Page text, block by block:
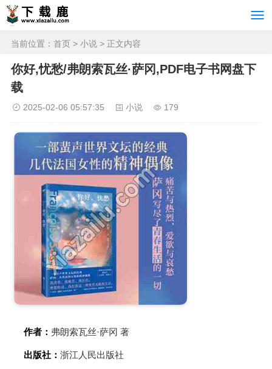
当前位置： 首页 > 小说 > 正文内容
你好,忧愁/弗朗索瓦丝·萨冈,PDF电子书网盘下
载
2025-02-06 05:57:35 小说 179
作者： 弗朗索瓦丝·萨冈 著
出版社： 浙江人民出版社